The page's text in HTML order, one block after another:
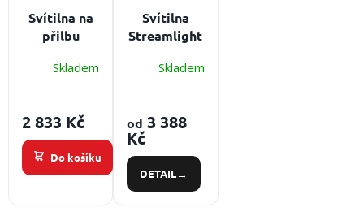
Svítilna na
přilbu
HEROS s
Integrovová
svítilna na
přilbu
HEROS
Skladem
2 833 Kč
Do košíku
Svítilna
Streamlight
ATEX
vlastní
výkon: 250
lm
Skladem
od 3 388
Kč
DETAIL